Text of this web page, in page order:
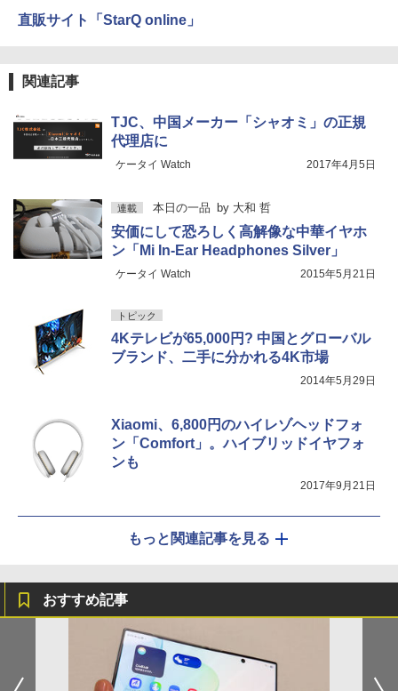
直販サイト「StarQ online」
関連記事
TJC、中国メーカー「シャオミ」の正規
代理店に
ケータイ Watch 2017年4月5日
連載 本日の一品 by 大和 哲
安価にして恐ろしく高解像な中華イヤホ
ン「Mi In-Ear Headphones Silver」
ケータイ Watch 2015年5月21日
トピック
4Kテレビが65,000円? 中国とグローバル
ブランド、二手に分かれる4K市場
2014年5月29日
Xiaomi、6,800円のハイレゾヘッドフォ
ン「Comfort」。ハイブリッドイヤフォ
ンも
2017年9月21日
もっと関連記事を見る
おすすめ記事